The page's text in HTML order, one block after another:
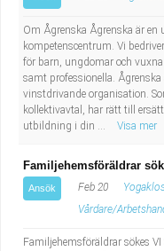
Om Ågrenska Ågrenska är
kompetenscentrum. Vi
för barn, ungdomar och
samt professionella.
vinstdrivande organisation.
kollektivavtal, har rätt till
utbildning i din ...
Visa mer
Familjehemsföräldrar
Ansök Feb 20
Vårdare/
Familjehemsföräldrar sökes